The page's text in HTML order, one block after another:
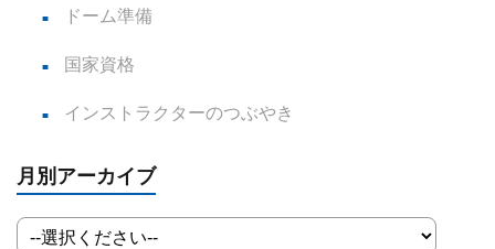
ドーム準備
国家資格
インストラクターのつぶやき
月別アーカイブ